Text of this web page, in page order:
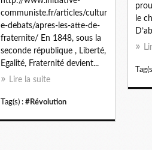
communiste.fr/articles/cultur
e-debats/apres-les-atte-de-
fraternite/ En 1848, sous la
seconde république , Liberté,
Egalité, Fraternité devient...
Lire la suite
Tag(s) : #Révolution
le